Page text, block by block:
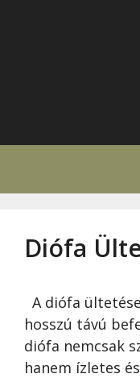
Diófa
A diófa
hosszú távú
diófa nemcsak
hanem ízletes